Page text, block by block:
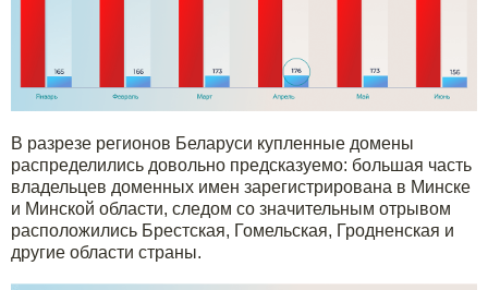
В разрезе регионов Беларуси купленные домены
распределились довольно предсказуемо: большая часть
владельцев доменных имен зарегистрирована в Минске
и Минской области, следом со значительным отрывом
расположились Брестская, Гомельская, Гродненская и
другие области страны.